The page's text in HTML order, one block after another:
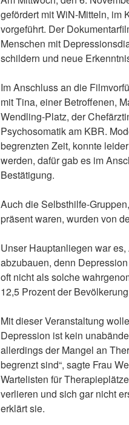
gefördert mit WiN-Mitteln, im
vorgeführt. Der
Menschen mit
schildern und neue
Im Anschluss an die
mit Tina, einer Betroffenen,
Wendling-Platz, der
Psychosomatik am KBR.
begrenzten Zeit, konnte
werden, dafür gab es im
Bestätigung.
Auch die Selbsthilfe-
präsent waren, wurden von
Unser Hauptanliegen war
abzubauen, denn
oft nicht als solche
12,5 Prozent der
Mit dieser Veranstaltung
Depression ist kein
allerdings der Mangel an
begrenzt sind“, sagte Frau
Wartelisten für
verlieren und sich gar nicht
erklärt sie.